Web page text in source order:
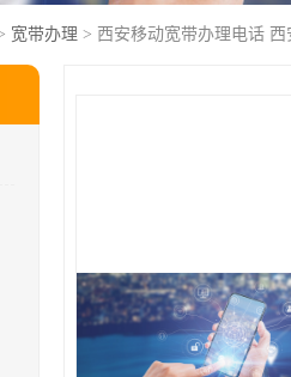
宽带办理 > 西安移动宽带办理电话